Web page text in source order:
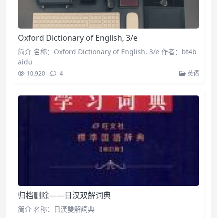
Oxford Dictionary of English, 3/e
简介 名称：Oxford Dictionary of English, 3/e 作者：bt4b
aidu
10,920 4 英语
归档删除——日汉双解词典
简介 名称：日漢雙解詞典